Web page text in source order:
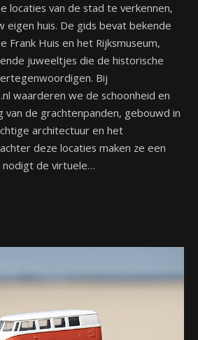
locaties van de stad te verkennen,
eigen huis. De gids bevat bekende
Frank Huis en het Rijksmuseum,
juweeltjes die de historische
Bij
waarderen we de schoonheid en
van de grachtenpanden, gebouwd in
architectuur en het
deze locaties maken ze een
nodigt de virtuele…